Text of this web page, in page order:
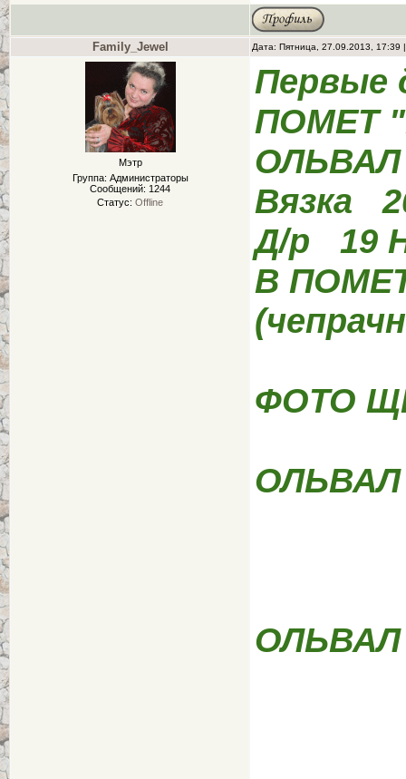
Family_Jewel Дата: Пятница, 27.09.2013,
Мэтр
Группа: Администраторы
Сообщений: 1244
Статус: Offline
Первые
ПОМЕТ
Вязка
Д/р 19
В
ФОТО